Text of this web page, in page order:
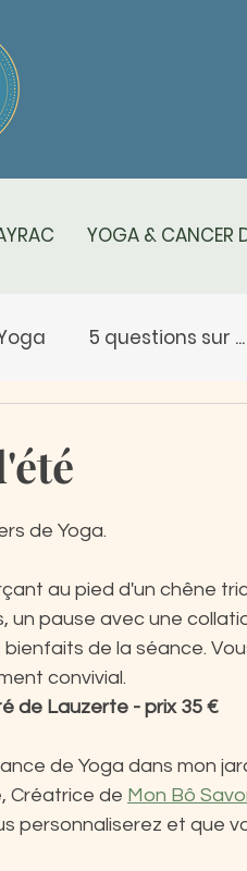
YOGA & CANCER
5 questions sur ...
de Yoga.
au pied d'un chêne
pause avec une
de la séance.
convivial.
de Lauzerte - prix 35 €
de Yoga dans mon
Créatrice de Mon Bô
personnaliserez et que